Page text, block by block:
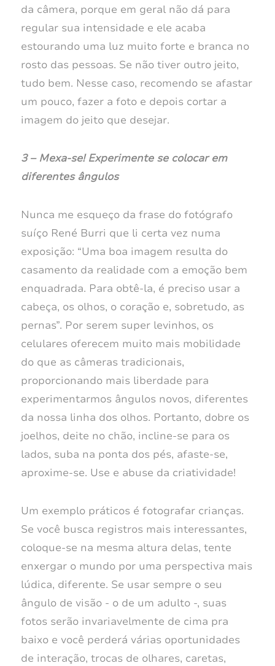
da câmera, porque em geral não dá para
regular sua intensidade e ele acaba
estourando uma luz muito forte e branca no
rosto das pessoas. Se não tiver outro jeito,
tudo bem. Nesse caso, recomendo se afastar
um pouco, fazer a foto e depois cortar a
imagem do jeito que desejar.
3 – Mexa-se! Experimente se colocar em
diferentes ângulos
Nunca me esqueço da frase do fotógrafo
suíço René Burri que li certa vez numa
exposição: “Uma boa imagem resulta do
casamento da realidade com a emoção bem
enquadrada. Para obtê-la, é preciso usar a
cabeça, os olhos, o coração e, sobretudo, as
pernas”. Por serem super levinhos, os
celulares oferecem muito mais mobilidade
do que as câmeras tradicionais,
proporcionando mais liberdade para
experimentarmos ângulos novos, diferentes
da nossa linha dos olhos. Portanto, dobre os
joelhos, deite no chão, incline-se para os
lados, suba na ponta dos pés, afaste-se,
aproxime-se. Use e abuse da criatividade!
Um exemplo práticos é fotografar crianças.
Se você busca registros mais interessantes,
coloque-se na mesma altura delas, tente
enxergar o mundo por uma perspectiva mais
lúdica, diferente. Se usar sempre o seu
ângulo de visão - o de um adulto -, suas
fotos serão invariavelmente de cima pra
baixo e você perderá várias oportunidades
de interação, trocas de olhares, caretas,